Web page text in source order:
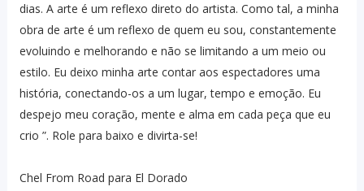
dias. A arte é um reflexo direto do artista. Como tal, a minha
obra de arte é um reflexo de quem eu sou, constantemente
evoluindo e melhorando e não se limitando a um meio ou
estilo. Eu deixo minha arte contar aos espectadores uma
história, conectando-os a um lugar, tempo e emoção. Eu
despejo meu coração, mente e alma em cada peça que eu
crio ”. Role para baixo e divirta-se!
Chel From Road para El Dorado